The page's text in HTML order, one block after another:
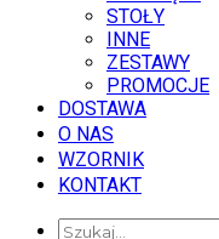
STOŁY
INNE
ZESTAWY
PROMOCJE
DOSTAWA
O NAS
WZORNIK
KONTAKT